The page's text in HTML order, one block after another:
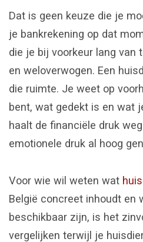
Dat is geen keuze die je
je bankrekening op dat
die je bij voorkeur lang van
en weloverwogen. Een
die ruimte. Je weet op
bent, wat gedekt is en wat
haalt de financiële druk
emotionele druk al hoog
Voor wie wil weten wat
België concreet inhoudt en
beschikbaar zijn, is het
vergelijken terwijl je